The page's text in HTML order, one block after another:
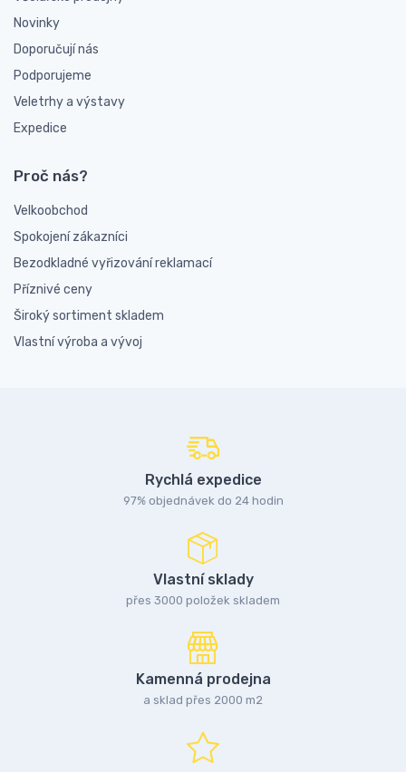
Novinky
Doporučují nás
Podporujeme
Veletrhy a výstavy
Expedice
Proč nás?
Velkoobchod
Spokojení zákazníci
Bezodkladné vyřizování reklamací
Příznivé ceny
Široký sortiment skladem
Vlastní výroba a vývoj
Rychlá expedice
97% objednávek do 24 hodin
Vlastní sklady
přes 3000 položek skladem
Kamenná prodejna
a sklad přes 2000 m2